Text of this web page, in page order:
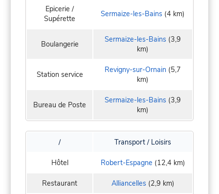
Epicerie /
Supérette
Sermaize-les-Bains (4 km)
Boulangerie Sermaize-les-Bains (3,9
km)
Station service Revigny-sur-Ornain (5,7
km)
Bureau de Poste Sermaize-les-Bains (3,9
km)
/ Transport / Loisirs
Hôtel Robert-Espagne (12,4 km)
Restaurant Alliancelles(2,9 km)